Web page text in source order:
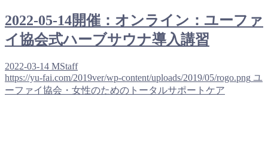
2022-05-14開催：オンライン：ユーファ
イ協会式ハーブサウナ導入講習
2022-03-14 MStaff
https://yu-fai.com/2019ver/wp-content/uploads/2019/05/rogo.png ユ
ーファイ協会・女性のためのトータルサポートケア